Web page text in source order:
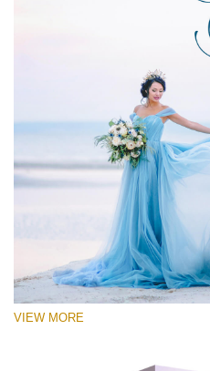
VIEW MORE